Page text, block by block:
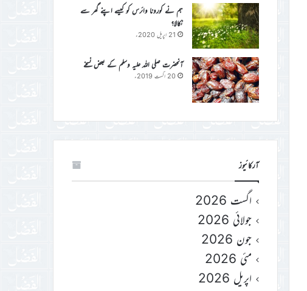
ہم نے کورونا وائرس کو کیسے اپنے گھر سے
نکالا؟
21 اپریل 2020ء
آنحضرت صلی اللہ علیہ وسلم کے بعض نسخے
20 اگست 2019ء
آرکائیوز
اگست 2026
جولائی 2026
جون 2026
مئی 2026
اپریل 2026